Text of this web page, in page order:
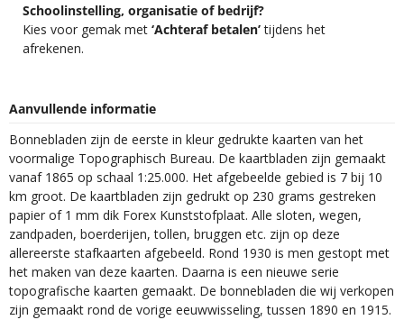
Schoolinstelling, organisatie of bedrijf?
Kies voor gemak met ‘Achteraf betalen’tijdens het
afrekenen.
Aanvullende informatie
Bonnebladen zijn de eerste in kleur gedrukte kaarten van het
voormalige Topographisch Bureau. De kaartbladen zijn gemaakt
vanaf 1865 op schaal 1:25.000. Het afgebeelde gebied is 7 bij 10
km groot. De kaartbladen zijn gedrukt op 230 grams gestreken
papier of 1 mm dik Forex Kunststofplaat. Alle sloten, wegen,
zandpaden, boerderijen, tollen, bruggen etc. zijn op deze
allereerste stafkaarten afgebeeld. Rond 1930 is men gestopt met
het maken van deze kaarten. Daarna is een nieuwe serie
topografische kaarten gemaakt. De bonnebladen die wij verkopen
zijn gemaakt rond de vorige eeuwwisseling, tussen 1890 en 1915.